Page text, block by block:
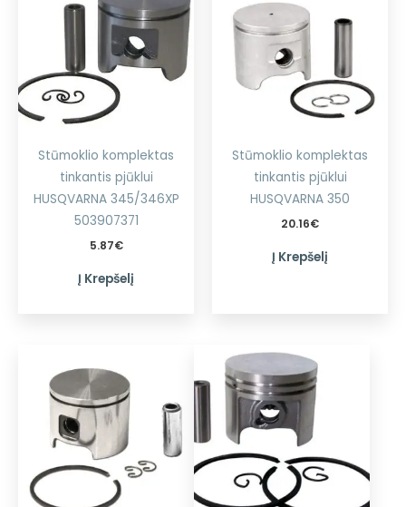
Stūmoklio komplektas
tinkantis pjūklui
HUSQVARNA 345/346XP
503907371
5.87€
Į Krepšelį
Stūmoklio komplektas
tinkantis pjūklui
HUSQVARNA 350
20.16€
Į Krepšelį